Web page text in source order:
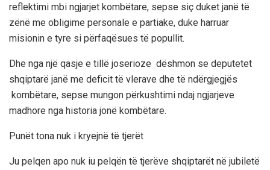
reflektimi mbi ngjarjet kombëtare, sepse siç duket janë të
zënë me obligime personale e partiake, duke harruar
misionin e tyre si përfaqësues të popullit.
Dhe nga një qasje e tillë joserioze dëshmon se deputetet
shqiptarë janë me deficit të vlerave dhe të ndërgjegjës
kombëtare, sepse mungon përkushtimi ndaj ngjarjeve
madhore nga historia jonë kombëtare.
Punët tona nuk i kryejnë të tjerët
Ju pelqen apo nuk iu pelqën të tjerëve shqiptarët në jubiletë